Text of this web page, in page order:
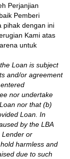
Perjanjian
Pemberi
pihak dengan ini
Kami atas
untuk
Loan is subject
and/or agreement
nor undertake
nor that (b)
Loan. In
by the LBA
Lender or
harmless and
due to such